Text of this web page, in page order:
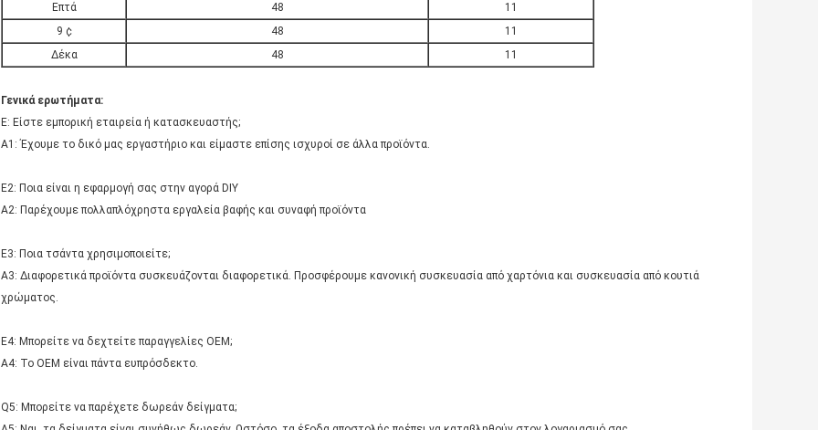
Επτά
48
11
9 ¢
48
11
Δέκα
48 11
Γενικά ερωτήματα:
Ε: Είστε εμπορική εταιρεία ή κατασκευαστής;
Α1: Έχουμε το δικό μας εργαστήριο και είμαστε επίσης ισχυροί σε άλλα προϊόντα.
Ε2: Ποια είναι η εφαρμογή σας στην αγορά DIY
Α2: Παρέχουμε πολλαπλόχρηστα εργαλεία βαφής και συναφή προϊόντα
Ε3: Ποια τσάντα χρησιμοποιείτε;
Α3: Διαφορετικά προϊόντα συσκευάζονται διαφορετικά. Προσφέρουμε κανονική συσκευασία από χαρτόνια και συσκευασία από κουτιά
χρώματος.
Ε4: Μπορείτε να δεχτείτε παραγγελίες OEM;
Α4: Το OEM είναι πάντα ευπρόσδεκτο.
Q5: Μπορείτε να παρέχετε δωρεάν δείγματα;